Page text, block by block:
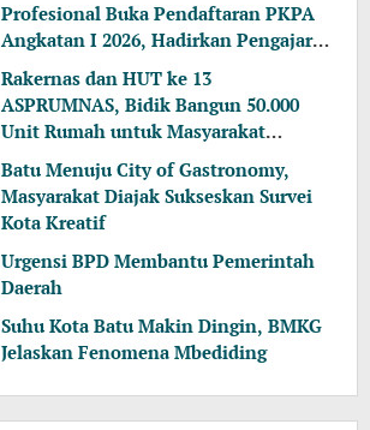
Profesional Buka Pendaftaran PKPA
Angkatan I 2026, Hadirkan Pengajar
dari MA, Kejaksaan hingga KPK
Rakernas dan HUT ke 13
ASPRUMNAS, Bidik Bangun 50.000
Unit Rumah untuk Masyarakat
Berpenghasilan Rendah
Batu Menuju City of Gastronomy,
Masyarakat Diajak Sukseskan Survei
Kota Kreatif
Urgensi BPD Membantu Pemerintah
Daerah
Suhu Kota Batu Makin Dingin, BMKG
Jelaskan Fenomena Mbediding